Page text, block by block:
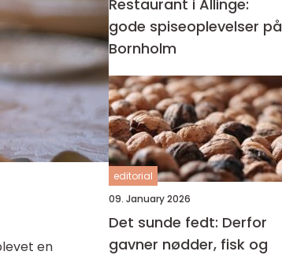
en
Restaurant i Allinge:
gode spiseoplevelser på
Bornholm
editorial
09. January 2026
Det sunde fedt: Derfor
gavner nødder, fisk og